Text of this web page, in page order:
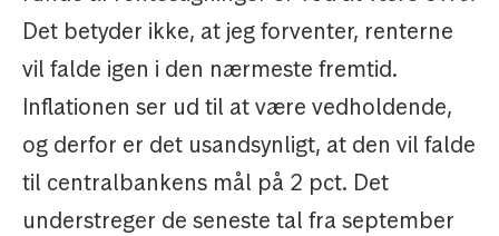
Det betyder ikke, at jeg forventer, renterne
vil falde igen i den nærmeste fremtid.
Inflationen ser ud til at være vedholdende,
og derfor er det usandsynligt, at den vil falde
til centralbankens mål på 2 pct. Det
understreger de seneste tal fra september